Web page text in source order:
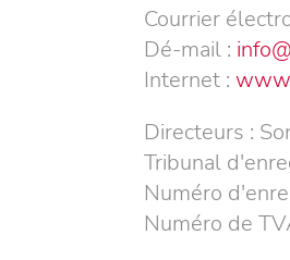
Courrier
Dé-mail :
Internet :
Directeurs :
Tribunal
Numéro
Numéro de